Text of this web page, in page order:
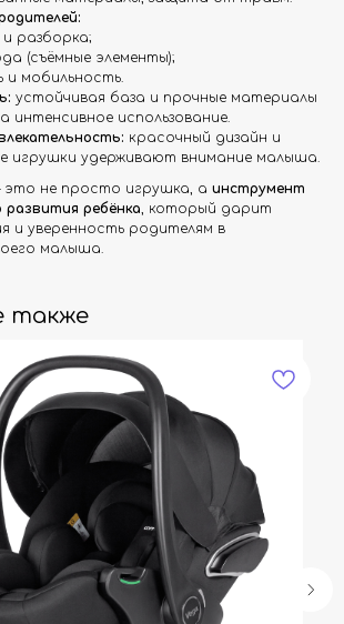
разборка;
(съёмные элементы);
и мобильность.
устойчивая база и прочные материалы
интенсивное использование.
красочный дизайн и
игрушки удерживают внимание малыша.
это не просто игрушка, а инструмент
развития ребёнка, который дарит
и уверенность родителям в
малыша.
также